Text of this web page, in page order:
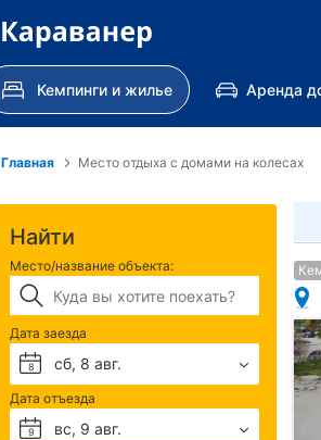
Кемпинги и жилье Аренда
Главная Место отдыха с домами на колесах
Найти
Место/название объекта:
Дата заезда
8 сб, 8 авг.
Дата отъезда
9 вс, 9 авг.